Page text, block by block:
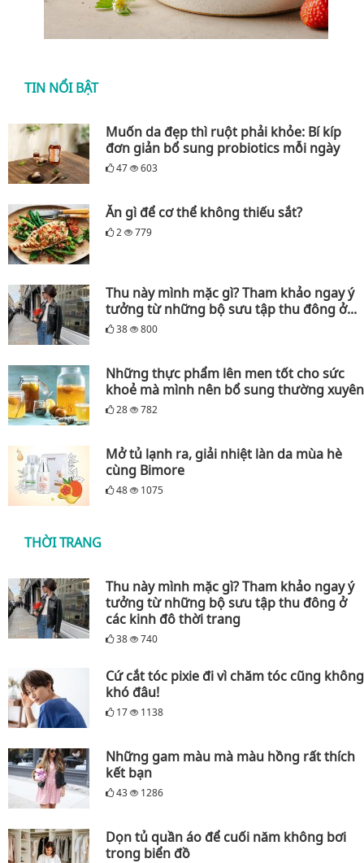
TIN NỔI BẬT
Muốn da đẹp thì ruột phải khỏe: Bí kíp
đơn giản bổ sung probiotics mỗi ngày
47 603
Ăn gì để cơ thể không thiếu sắt?
2 779
Thu này mình mặc gì? Tham khảo ngay ý
tưởng từ những bộ sưu tập thu đông ở...
38 800
Những thực phẩm lên men tốt cho sức
khoẻ mà mình nên bổ sung thường xuyên
28 782
Mở tủ lạnh ra, giải nhiệt làn da mùa hè
cùng Bimore
48 1075
THỜI TRANG
Thu này mình mặc gì? Tham khảo ngay ý
tưởng từ những bộ sưu tập thu đông ở
các kinh đô thời trang
38 740
Cứ cắt tóc pixie đi vì chăm tóc cũng không
khó đâu!
17 1138
Những gam màu mà màu hồng rất thích
kết bạn
43 1286
Dọn tủ quần áo để cuối năm không bơi
trong biển đồ